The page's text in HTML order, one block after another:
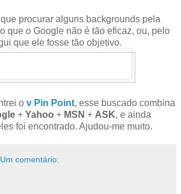
procurar alguns backgrounds pela
que o Google não é tão eficaz, ou, pelo
que ele fosse tão objetivo.
o v Pin Point, esse buscado combina
+ Yahoo + MSN + ASK, e ainda
foi encontrado. Ajudou-me muito.
Um comentário: